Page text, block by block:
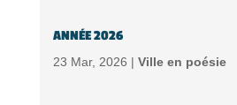
ANNÉE 2026
23 Mar, 2026 | Ville en poésie